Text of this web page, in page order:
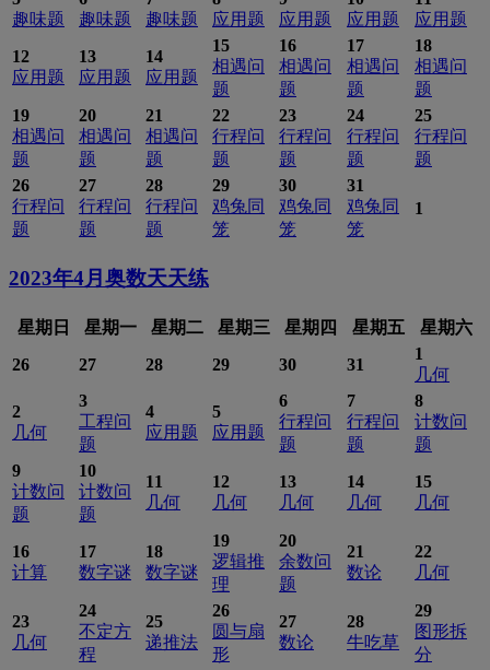
趣味题
趣味题
趣味题
应用题
应用题
应用题
应用题
12
应用题
13
应用题
14
应用题
15
相遇问
题
16
相遇问
题
17
相遇问
题
18
相遇问
题
19
相遇问
题
20
相遇问
题
21
相遇问
题
22
行程问
题
23
行程问
题
24
行程问
题
25
行程问
题
26
行程问
题
27
行程问
题
28
行程问
题
29
鸡兔同
笼
30
鸡兔同
笼
31
鸡兔同
笼
1
2023年4月 奥数天天练
星期日 星期一 星期二 星期三 星期四 星期五
星期六
26
27 28 29 30 31
1
几何
2
几何
3
工程问
题
4
应用题
5
应用题
6
行程问
题
7
行程问
题
8
计数问
题
9
计数问
题
10
计数问
题
11
几何
12
几何
13
几何
14
几何
15
几何
16
计算
17
数字谜
18
数字谜
19
逻辑推
理
20
余数问
题
21
数论
22
几何
23
几何
24
不定方
程
25
递推法
26
圆与扇
形
27
数论
28
牛吃草
29
图形拆
分